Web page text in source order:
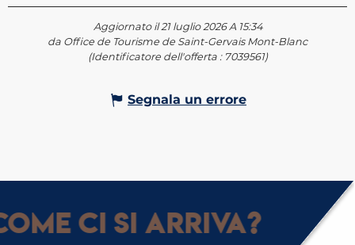
Aggiornato il 21 luglio 2026 A 15:34
da Office de Tourisme de Saint-Gervais Mont-Blanc
(Identificatore dell'offerta : 7039561)
Segnala un errore
ci si arriva?